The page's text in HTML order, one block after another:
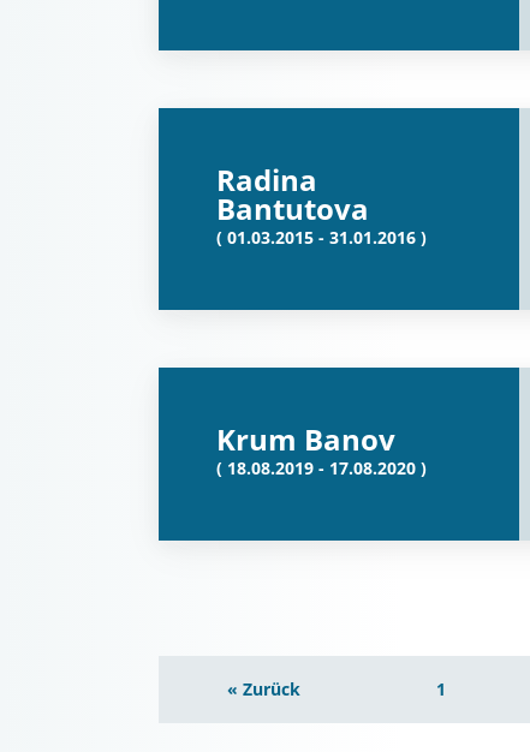
Radina
Bantutova
( 01.03.2015 - 31.01.2016 )
Krum Banov
( 18.08.2019 - 17.08.2020 )
« Zurück 1